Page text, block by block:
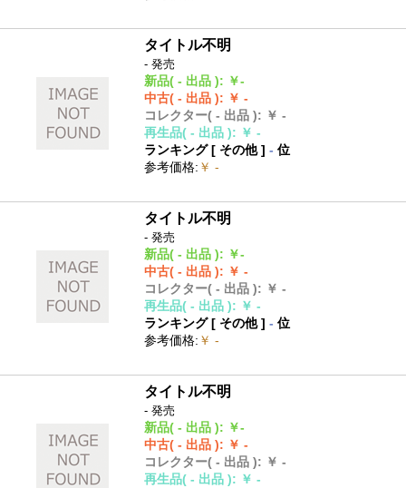
タイトル不明
- 発売
新品( - 出品 ): ￥-
中古( - 出品 ): ￥ -
コレクター( - 出品 ): ￥ -
再生品( - 出品 ): ￥ -
ランキング [ その他]- 位
参考価格: ￥ -
タイトル不明
- 発売
新品( - 出品 ): ￥-
中古( - 出品 ): ￥ -
コレクター( - 出品 ): ￥ -
再生品( - 出品 ): ￥ -
ランキング [ その他]- 位
参考価格: ￥ -
タイトル不明
- 発売
新品( - 出品 ): ￥-
中古( - 出品 ): ￥ -
コレクター( - 出品 ): ￥ -
再生品( - 出品 ): ￥ -